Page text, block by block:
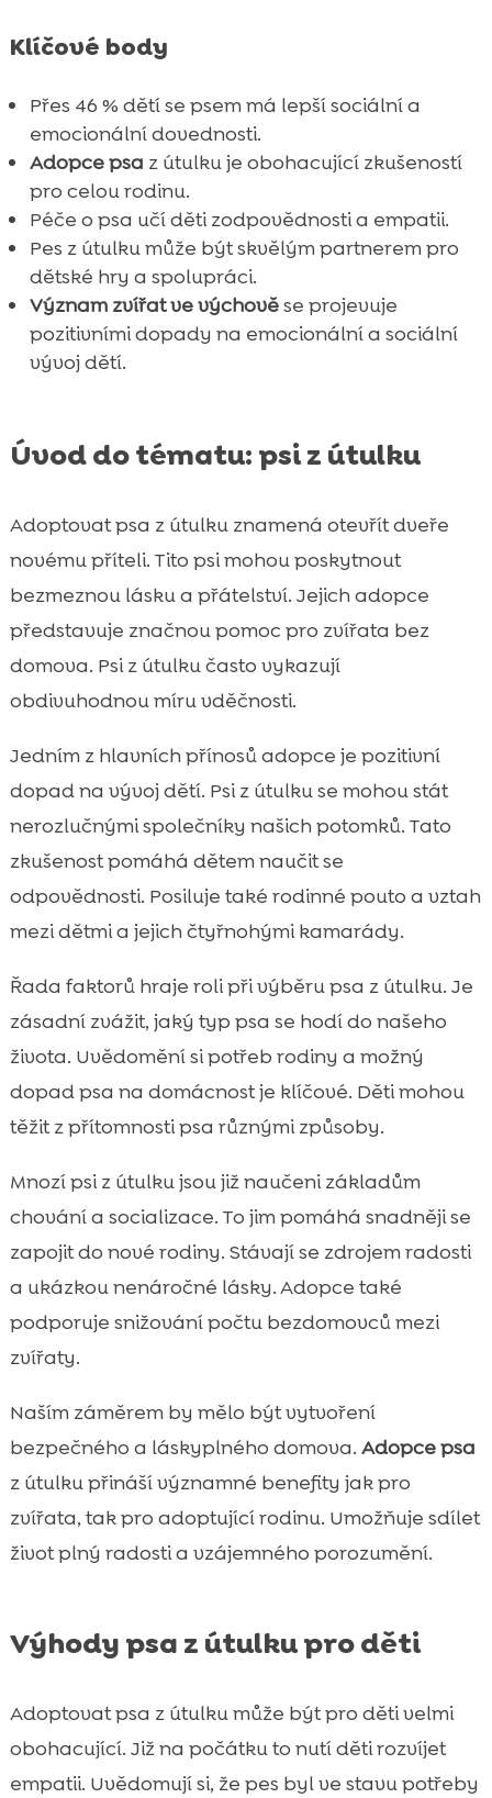
 Bezpečnostní opatření
 FAQ
Klíčové body
Přes 46 % dětí se psem má lepší sociální a
emocionální dovednosti.
Adopce psa z útulku je obohacující zkušeností
pro celou rodinu.
Péče o psa učí děti zodpovědnosti a empatii.
Pes z útulku může být skvělým partnerem pro
dětské hry a spolupráci.
Význam zvířat ve výchověse projevuje
pozitivními dopady na emocionální a sociální
vývoj dětí.
Úvod do tématu: psi z útulku
Adoptovat psa z útulku znamená otevřít dveře
novému příteli. Tito psi mohou poskytnout
bezmeznou lásku a přátelství. Jejich adopce
představuje značnou pomoc pro zvířata bez
domova. Psi z útulku často vykazují
obdivuhodnou míru vděčnosti.
Jedním z hlavních přínosů adopce je pozitivní
dopad na vývoj dětí. Psi z útulku se mohou stát
nerozlučnými společníky našich potomků. Tato
zkušenost pomáhá dětem naučit se
odpovědnosti. Posiluje také rodinné pouto a vztah
mezi dětmi a jejich čtyřnohými kamarády.
Řada faktorů hraje roli při výběru psa z útulku. Je
zásadní zvážit, jaký typ psa se hodí do našeho
života. Uvědomění si potřeb rodiny a možný
dopad psa na domácnost je klíčové. Děti mohou
těžit z přítomnosti psa různými způsoby.
Mnozí psi z útulku jsou již naučeni základům
chování a socializace. To jim pomáhá snadněji se
zapojit do nové rodiny. Stávají se zdrojem radosti
a ukázkou nenáročné lásky. Adopce také
podporuje snižování počtu bezdomovců mezi
zvířaty.
Naším záměrem by mělo být vytvoření
bezpečného a láskyplného domova. Adopce psa
z útulku přináší významné benefity jak pro
zvířata, tak pro adoptující rodinu. Umožňuje sdílet
život plný radosti a vzájemného porozumění.
Výhody psa z útulku pro děti
Adoptovat psa z útulku může být pro děti velmi
obohacující. Již na počátku to nutí děti rozvíjet
empatii. Uvědomují si, že pes byl ve stavu potřeby